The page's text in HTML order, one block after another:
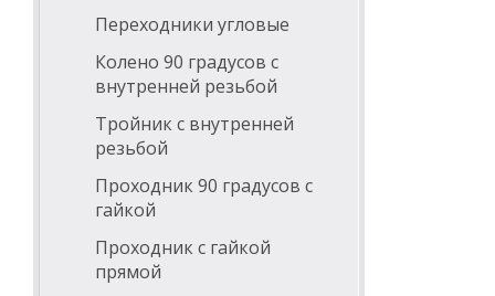
Переходники угловые
Колено 90 градусов с
внутренней резьбой
Тройник с внутренней
резьбой
Проходник 90 градусов с
гайкой
Проходник с гайкой
прямой